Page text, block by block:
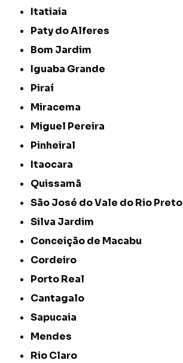
Itatiaia
Paty do Alferes
Bom Jardim
Iguaba Grande
Piraí
Miracema
Miguel Pereira
Pinheiral
Itaocara
Quissamã
São José do Vale do Rio Preto
Silva Jardim
Conceição de Macabu
Cordeiro
Porto Real
Cantagalo
Sapucaia
Mendes
Rio Claro